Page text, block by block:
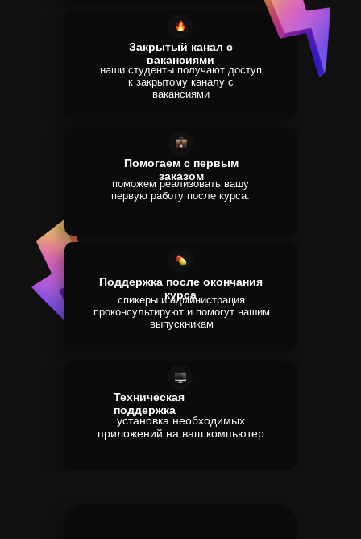
Закрытый канал с
вакансиями
наши студенты получают доступ
к закрытому каналу с
вакансиями
Техническая
поддержка
установка необходимых
приложений на ваш компьютер
Помогаем с первым
заказом
поможем реализовать вашу
первую работу после курса.
Поддержка после окончания
курса
спикеры и администрация
проконсультируют и помогут нашим
выпускникам